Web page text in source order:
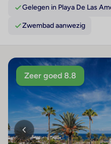
Gelegen in Playa De Las
Zwembad aanwezig
Zeer goed 8.8